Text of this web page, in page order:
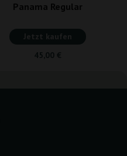
Panama Regular
Jetzt kaufen
45,00 €